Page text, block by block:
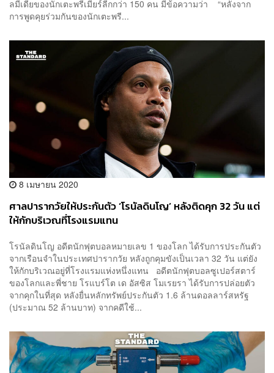
ลมีเดียของนักเตะพรีเมียร์ลีกกว่า 150 คน มีข้อความว่า “หลังจาก
การพูดคุยร่วมกันของนักเตะพรี...
8 เมษายน 2020
ศาลปารากวัยให้ประกันตัว ‘โรนัลดินโญ’ หลังติดคุก 32 วัน แต่
ให้กักบริเวณที่โรงแรมแทน
โรนัลดินโญ อดีตนักฟุตบอลหมายเลข 1 ของโลก ได้รับการประกันตัว
จากเรือนจำในประเทศปารากวัย หลังถูกคุมขังเป็นเวลา 32 วัน แต่ยัง
ให้กักบริเวณอยู่ที่โรงแรมแห่งหนึ่งแทน อดีตนักฟุตบอลซูเปอร์สตาร์
ของโลกและพี่ชาย โรแบร์โต เด อัสซิส โมเรยรา ได้รับการปล่อยตัว
จากคุกในที่สุด หลังยื่นหลักทรัพย์ประกันตัว 1.6 ล้านดอลลาร์สหรัฐ
(ประมาณ 52 ล้านบาท) จากคดีใช้...